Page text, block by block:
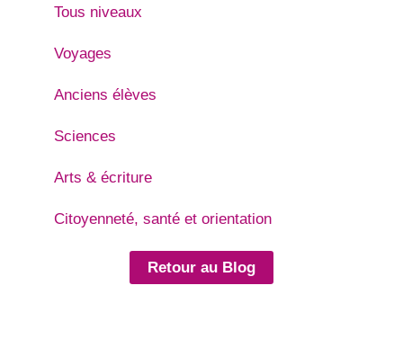
Tous niveaux
Voyages
Anciens élèves
Sciences
Arts & écriture
Citoyenneté, santé et orientation
Retour au Blog